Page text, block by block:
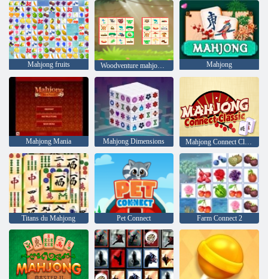
Mahjong fruits Woodventure mahjong connecter Mahjong
Mahjong Mania Mahjong Dimensions Mahjong Connect Classic
Titans du Mahjong Pet Connect Farm Connect 2